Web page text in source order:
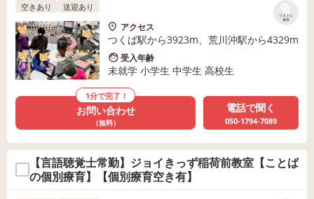
リストに
保存
空きあり 送迎あり
アクセス
つくば駅から3923m、荒川沖駅から4329m
受入年齢
未就学 小学生 中学生 高校生
1分で完了！
お問い合わせ
（無料）
電話で聞く
050-1794-7089
【言語聴覚士常勤】ジョイきっず稲荷前教室【ことば
の個別療育】【個別療育空き有】